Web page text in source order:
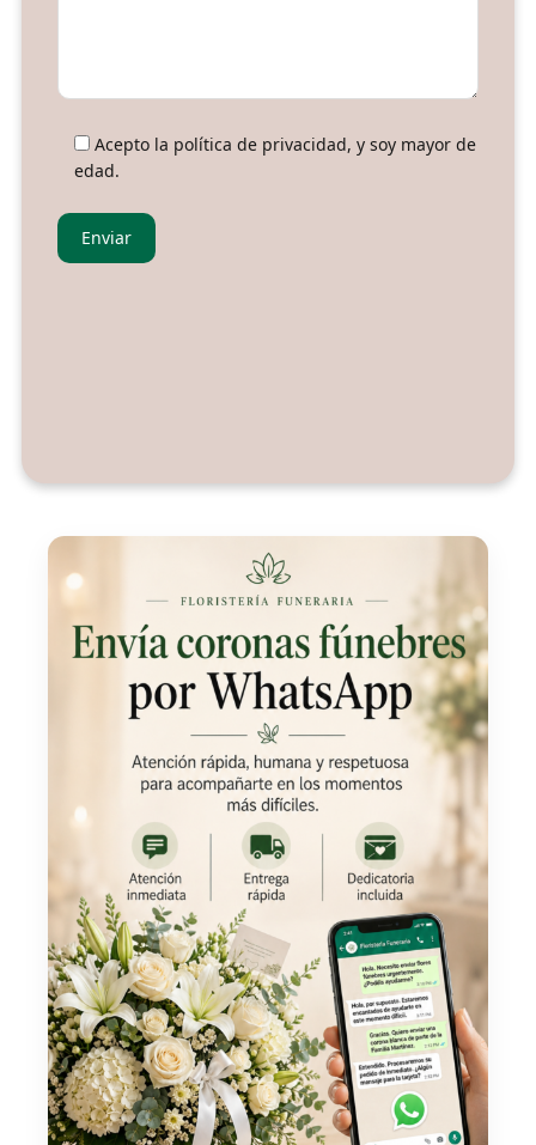
Acepto la política de privacidad, y soy mayor de
edad.